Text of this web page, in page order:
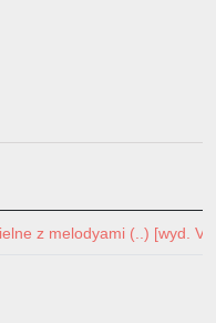
z melodyami (..) [wyd. V